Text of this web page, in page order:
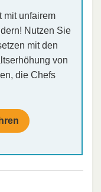
mit unfairem
Nutzen Sie
mit den
von
die Chefs